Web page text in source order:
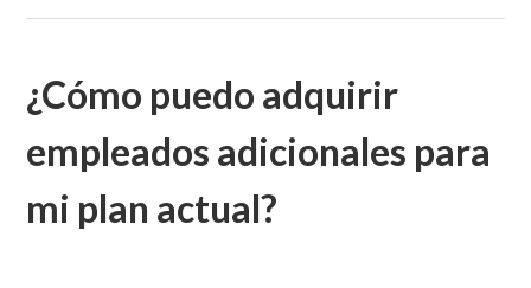
¿Cómo puedo adquirir
empleados adicionales para
mi plan actual?